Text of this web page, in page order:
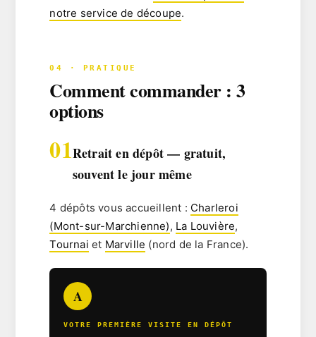
notre service de découpe.
04 · PRATIQUE
Comment commander : 3
options
01Retrait en dépôt — gratuit,
souvent le jour même
4 dépôts vous accueillent : Charleroi
(Mont-sur-Marchienne), La Louvière,
Tournai et Marville (nord de la France).
A
VOTRE PREMIÈRE VISITE EN DÉPÔT